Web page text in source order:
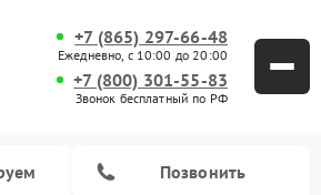
+7 (865) 297-66-48
Ежедневно, с 10:00 до 20:00
+7 (800) 301-55-83
Звонок бесплатный по РФ
Позвонить